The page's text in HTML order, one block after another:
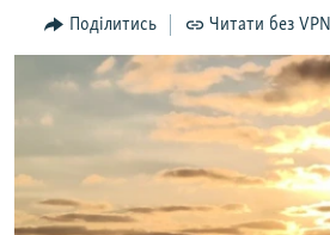
пошукуІНТЕРВ'Ю
ВСЕ ЗА ДЕНЬ
СПЕЦПРОЕКТИ
ДЕПОРТАЦІЯ
ВІДЕОУРОКИ «ELIFBE»
ЯК ОБІЙТИ БЛОКУВАННЯ
Русский
Поділитись Читати без VPN